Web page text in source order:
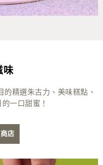
味
的精選朱古力、美味糕點、
一口甜蜜！
店